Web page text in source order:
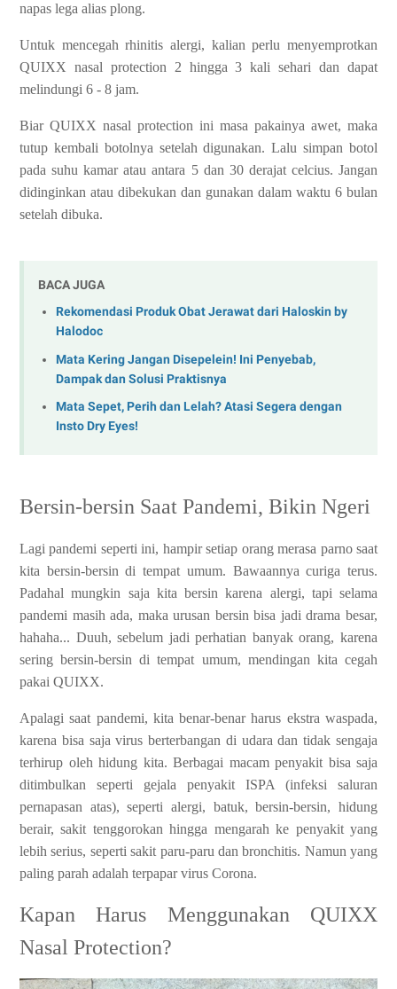
napas lega alias plong.
Untuk mencegah rhinitis alergi, kalian perlu menyemprotkan
QUIXX nasal protection 2 hingga 3 kali sehari dan dapat
melindungi 6 - 8 jam.
Biar QUIXX nasal protection ini masa pakainya awet, maka
tutup kembali botolnya setelah digunakan. Lalu simpan botol
pada suhu kamar atau antara 5 dan 30 derajat celcius. Jangan
didinginkan atau dibekukan dan gunakan dalam waktu 6 bulan
setelah dibuka.
BACA JUGA
Rekomendasi Produk Obat Jerawat dari Haloskin by
Halodoc
Mata Kering Jangan Disepelein! Ini Penyebab,
Dampak dan Solusi Praktisnya
Mata Sepet, Perih dan Lelah? Atasi Segera dengan
Insto Dry Eyes!
Bersin-bersin Saat Pandemi, Bikin Ngeri
Lagi pandemi seperti ini, hampir setiap orang merasa parno saat
kita bersin-bersin di tempat umum. Bawaannya curiga terus.
Padahal mungkin saja kita bersin karena alergi, tapi selama
pandemi masih ada, maka urusan bersin bisa jadi drama besar,
hahaha... Duuh, sebelum jadi perhatian banyak orang, karena
sering bersin-bersin di tempat umum, mendingan kita cegah
pakai QUIXX.
Apalagi saat pandemi, kita benar-benar harus ekstra waspada,
karena bisa saja virus berterbangan di udara dan tidak sengaja
terhirup oleh hidung kita. Berbagai macam penyakit bisa saja
ditimbulkan seperti gejala penyakit ISPA (infeksi saluran
pernapasan atas), seperti alergi, batuk, bersin-bersin, hidung
berair, sakit tenggorokan hingga mengarah ke penyakit yang
lebih serius, seperti sakit paru-paru dan bronchitis. Namun yang
paling parah adalah terpapar virus Corona.
Kapan Harus Menggunakan QUIXX
Nasal Protection?